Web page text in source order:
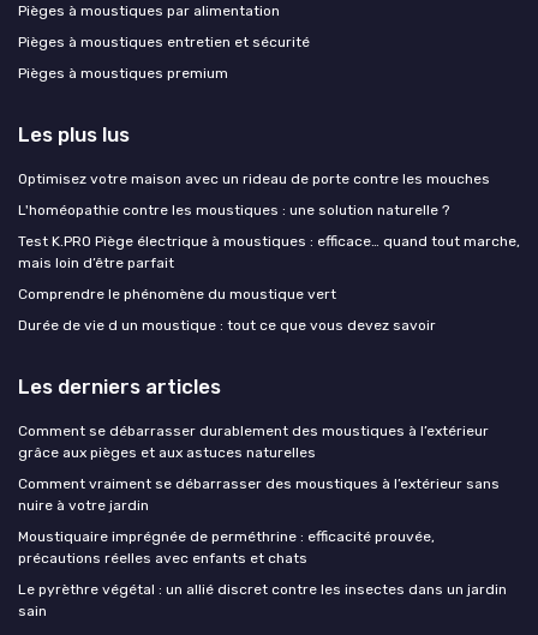
Pièges à moustiques par alimentation
Pièges à moustiques entretien et sécurité
Pièges à moustiques premium
Les plus lus
Optimisez votre maison avec un rideau de porte contre les mouches
L'homéopathie contre les moustiques : une solution naturelle ?
Test K.PRO Piège électrique à moustiques : efficace… quand tout marche,
mais loin d’être parfait
Comprendre le phénomène du moustique vert
Durée de vie d un moustique : tout ce que vous devez savoir
Les derniers articles
Comment se débarrasser durablement des moustiques à l’extérieur
grâce aux pièges et aux astuces naturelles
Comment vraiment se débarrasser des moustiques à l’extérieur sans
nuire à votre jardin
Moustiquaire imprégnée de perméthrine : efficacité prouvée,
précautions réelles avec enfants et chats
Le pyrèthre végétal : un allié discret contre les insectes dans un jardin
sain